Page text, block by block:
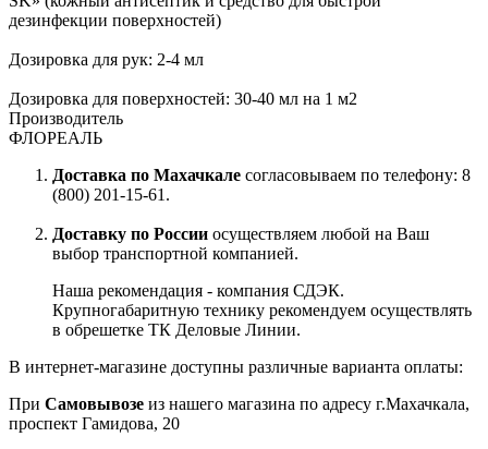
дезинфекции поверхностей)
Дозировка для рук: 2-4 мл
Дозировка для поверхностей: 30-40 мл на 1 м2
Производитель
ФЛОРЕАЛЬ
Доставка по Махачкале согласовываем по телефону: 8
(800) 201-15-61.
Доставку по России осуществляем любой на Ваш
выбор транспортной компанией.
Наша рекомендация - компания СДЭК.
Крупногабаритную технику рекомендуем осуществлять
в обрешетке ТК Деловые Линии.
В интернет-магазине доступны различные варианта оплаты:
При Самовывозе из нашего магазина по адресу г.Махачкала,
проспект Гамидова, 20